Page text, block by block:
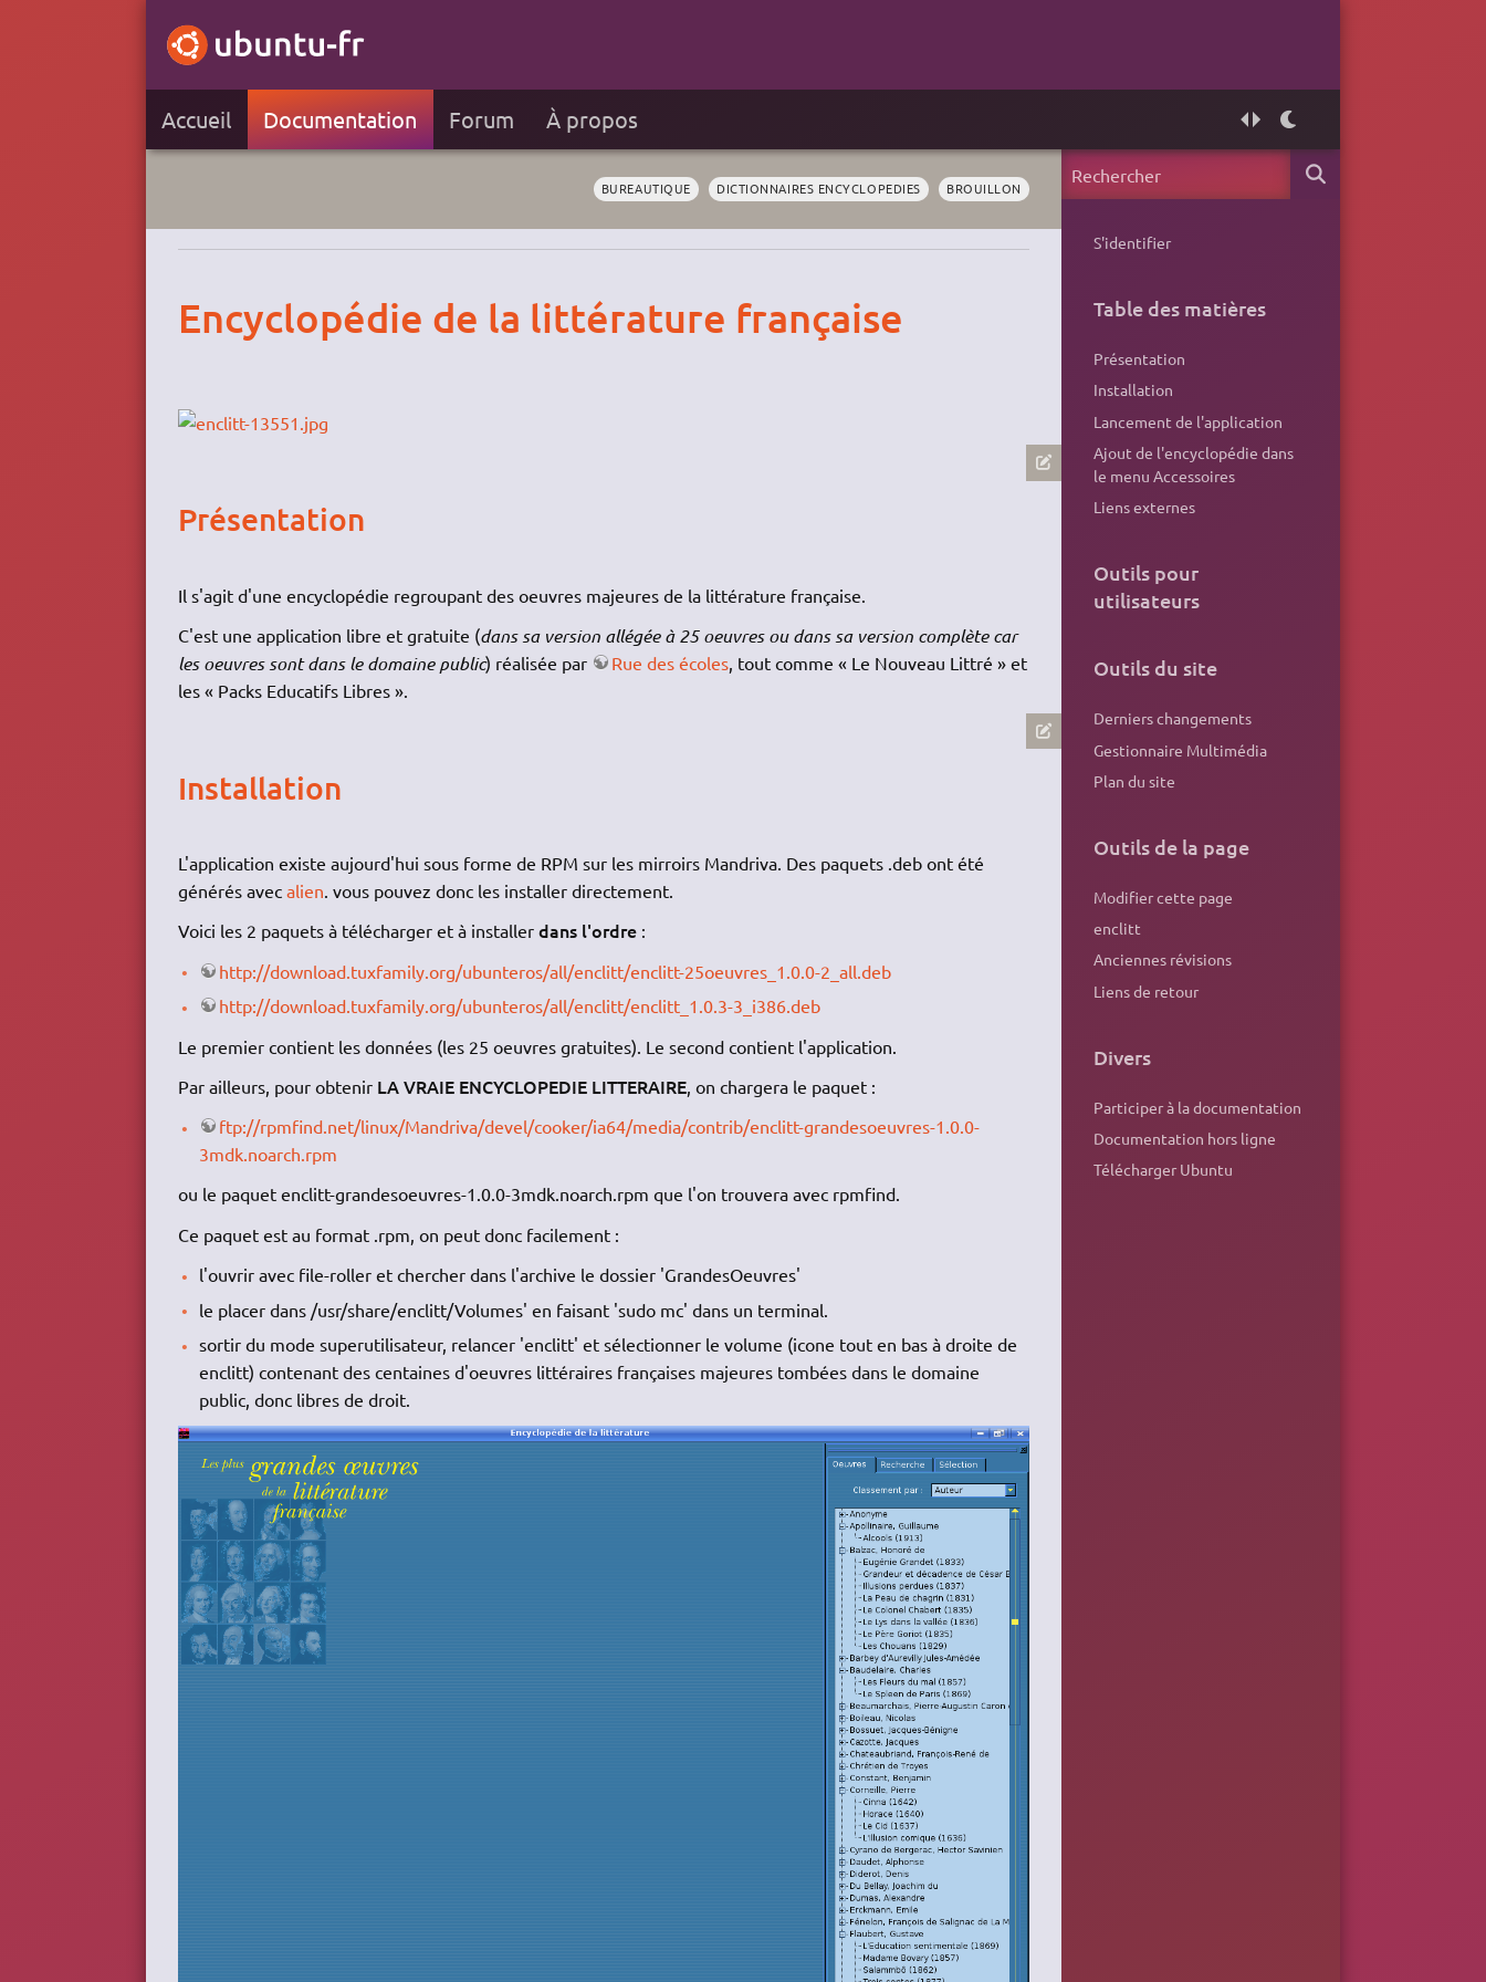
Accueil Documentation Forum À propos
BUREAUTIQUE DICTIONNAIRES ENCYCLOPEDIES BROUILLON
Encyclopédie de la littérature française
Présentation
Il s'agit d'une encyclopédie regroupant des oeuvres majeures de la littérature française.
C'est une application libre et gratuite (dans sa version allégée à 25 oeuvres ou dans sa version complète car
les oeuvres sont dans le domaine public) réalisée par Rue des écoles, tout comme « Le Nouveau Littré » et
les « Packs Educatifs Libres ».
Installation
L'application existe aujourd'hui sous forme de RPM sur les mirroirs Mandriva. Des paquets .deb ont été
générés avec alien. vous pouvez donc les installer directement.
Voici les 2 paquets à télécharger et à installer dans l'ordre:
http://download.tuxfamily.org/ubunteros/all/enclitt/enclitt-25oeuvres_1.0.0-2_all.deb
http://download.tuxfamily.org/ubunteros/all/enclitt/enclitt_1.0.3-3_i386.deb
Le premier contient les données (les 25 oeuvres gratuites). Le second contient l'application.
Par ailleurs, pour obtenir LA VRAIE ENCYCLOPEDIE LITTERAIRE, on chargera le paquet :
ftp://rpmfind.net/linux/Mandriva/devel/cooker/ia64/media/contrib/enclitt-grandesoeuvres-1.0.0-
3mdk.noarch.rpm
ou le paquet enclitt-grandesoeuvres-1.0.0-3mdk.noarch.rpm que l'on trouvera avec rpmfind.
Ce paquet est au format .rpm, on peut donc facilement :
l'ouvrir avec file-roller et chercher dans l'archive le dossier 'GrandesOeuvres'
le placer dans /usr/share/enclitt/Volumes' en faisant 'sudo mc' dans un terminal.
sortir du mode superutilisateur, relancer 'enclitt' et sélectionner le volume (icone tout en bas à droite de
enclitt) contenant des centaines d'oeuvres littéraires françaises majeures tombées dans le domaine
public, donc libres de droit.
S'identifier
Table des matières
Présentation
Installation
Lancement de l'application
Ajout de l'encyclopédie dans
le menu Accessoires
Liens externes
Outils pour
utilisateurs
Outils du site
Derniers changements
Gestionnaire Multimédia
Plan du site
Outils de la page
Modifier cette page
enclitt
Anciennes révisions
Liens de retour
Divers
Participer à la documentation
Documentation hors ligne
Télécharger Ubuntu